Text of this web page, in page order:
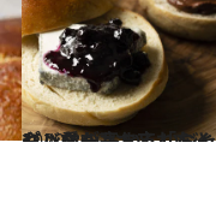
2020.8.10
パン愛が高まる「おとも」たち おいしいジャムやバターもお忘れなく
グルメ